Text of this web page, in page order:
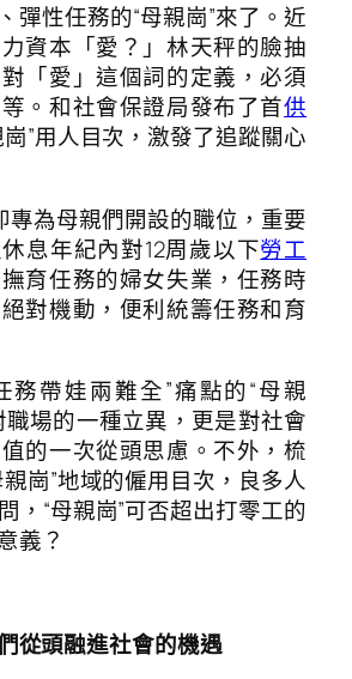
彈性任務的“母親崗”來了。近
資本「愛？」林天秤的臉抽
「愛」這個詞的定義，必須
。和社會保證局發布了首供
崗”用人目次，激發了追蹤關心
專為母親們開設的職位，重要
息年紀內對12周歲以下勞工
育任務的婦女失業，任務時
對機動，便利統籌任務和育
務帶娃兩難全”痛點的“母親
職場的一種立異，更是對社會
的一次從頭思慮。不外，梳
崗”地域的僱用目次，良多人
，“母親崗”可否超出打零工的
義？
從頭融進社會的機遇